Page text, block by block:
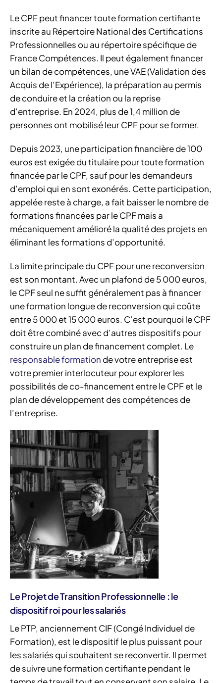
Le CPF peut financer toute formation certifiante
inscrite au Répertoire National des Certifications
Professionnelles ou au répertoire spécifique de
France Compétences. Il peut également financer
un bilan de compétences, une VAE (Validation des
Acquis de l’Expérience), la préparation au permis
de conduire et la création ou la reprise
d’entreprise. En 2024, plus de 1,4 million de
personnes ont mobilisé leur CPF pour se former.
Depuis 2023, une participation financière de 100
euros est exigée du titulaire pour toute formation
financée par le CPF, sauf pour les demandeurs
d’emploi qui en sont exonérés. Cette participation,
appelée reste à charge, a fait baisser le nombre de
formations financées par le CPF mais a
mécaniquement amélioré la qualité des projets en
éliminant les formations d’opportunité.
La limite principale du CPF pour une reconversion
est son montant. Avec un plafond de 5 000 euros,
le CPF seul ne suffit généralement pas à financer
une formation longue de reconversion qui coûte
entre 5 000 et 15 000 euros. C’est pourquoi le CPF
doit être combiné avec d’autres dispositifs pour
construire un plan de financement complet. Le
responsable formation de votre entreprise est
votre premier interlocuteur pour explorer les
possibilités de co-financement entre le CPF et le
plan de développement des compétences de
l’entreprise.
Le Projet de Transition Professionnelle : le
dispositif roi pour les salariés
Le PTP, anciennement CIF (Congé Individuel de
Formation), est le dispositif le plus puissant pour
les salariés qui souhaitent se reconvertir. Il permet
de suivre une formation certifiante pendant le